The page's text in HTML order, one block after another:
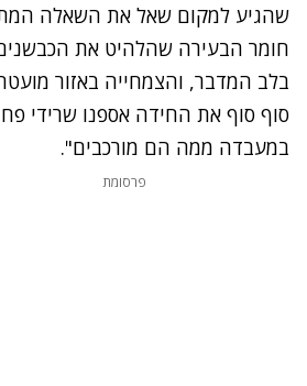
שהגיע למקום שאל את השאלה
חומר הבעירה שהלהיט את
בלב המדבר, והצמחייה באזור
סוף סוף את החידה אספנו שרידי
במעבדה ממה הם מורכבים".
פרסומת